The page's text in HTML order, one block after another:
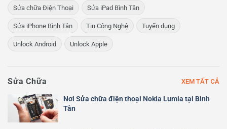
Sửa chữa Điện Thoại Sửa iPad Bình Tân
Sửa iPhone Bình Tân Tin Công Nghệ Tuyển dụng
Unlock Android Unlock Apple
Sửa Chữa XEM TẤT CẢ
Nơi Sửa chữa điện thoại Nokia Lumia tại Bình
Tân